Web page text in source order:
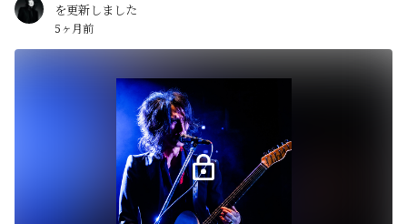
を更新しました
5ヶ月前